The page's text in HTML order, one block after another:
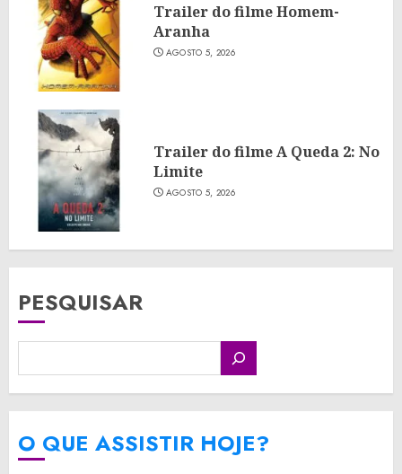
Trailer do filme Homem-
Aranha
AGOSTO 5, 2026
Trailer do filme A Queda 2: No
Limite
AGOSTO 5, 2026
PESQUISAR
O QUE ASSISTIR HOJE?